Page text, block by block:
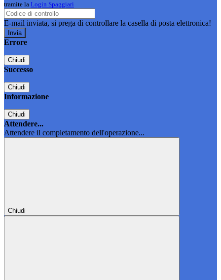
tramite la Login Spaggiari
E-mail inviata, si prega di controllare la casella di posta elettronica!
Errore
Chiudi
Successo
Chiudi
Informazione
Chiudi
Attendere...
Attendere il completamento dell'operazione...
Chiudi